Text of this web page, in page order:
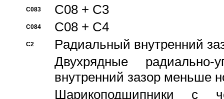
C083 C08 + C3
C084 C08 + C4
C2
Pадиальный внутренний
Двухрядные радиально-
внутренний зазор меньше
Шарикоподшипники с